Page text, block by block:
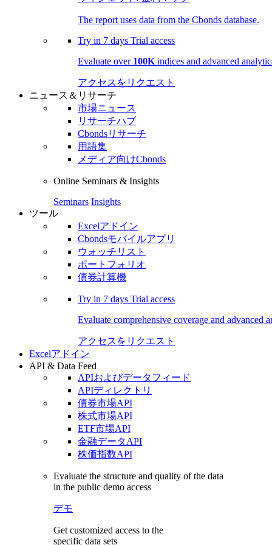
The report uses data from the Cbonds database.
Try in 7 days Trial access
Evaluate over 100K indices and advanced
アクセスをリクエスト
ニュース＆リサーチ
市場ニュース
リサーチハブ
Cbondsリサーチ
用語集
メディア向けCbonds
Online Seminars & Insights
Seminars Insights
ツール
Excelアドイン
Cbondsモバイルアプリ
ウォッチリスト
ポートフォリオ
債券計算機
Try in 7 days Trial access
Evaluate comprehensive coverage and advanced
アクセスをリクエスト
Excelアドイン
API & Data Feed
APIおよびデータフィード
APIディレクトリ
債券市場API
株式市場API
ETF市場API
金融データAPI
株価指数API
Evaluate the structure and quality of the data
in the public demo access
デモ
Get customized access to the
specific data sets